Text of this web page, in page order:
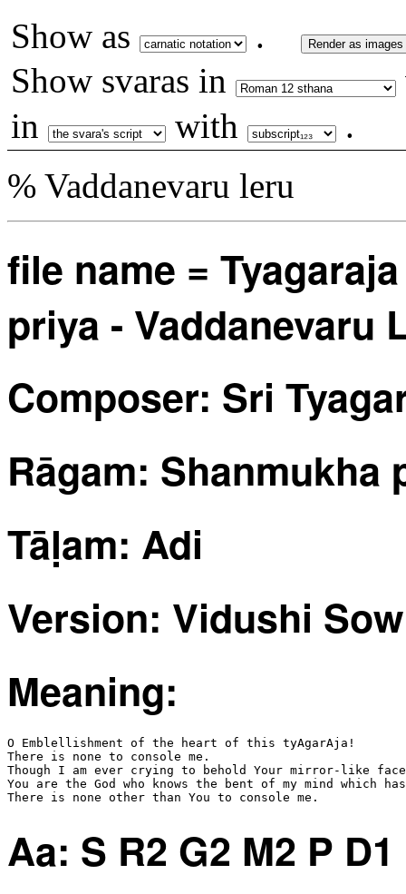
Show as . Render as images
Show svaras in
in
with
.
% Vaddanevaru leru
file name =
priya - Vaddanevaru
Composer: Sri
Rāgam: Shanmukha
Tāḷam: Adi
Version: Vidushi
Meaning:
O Emblellishment of the heart of this tyAgarAja!
There is none to console me.
Though I am ever crying to behold Your mirror-like
You are the God who knows the bent of my mind which
Aa: S R2 G2 M2 P